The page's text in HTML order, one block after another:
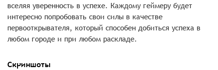
вселяя уверенность в успехе. Каждому геймеру будет
интересно попробовать свои силы в качестве
первооткрывателя, который способен добиться успеха в
любом городе и при любом раскладе.
Скриншоты